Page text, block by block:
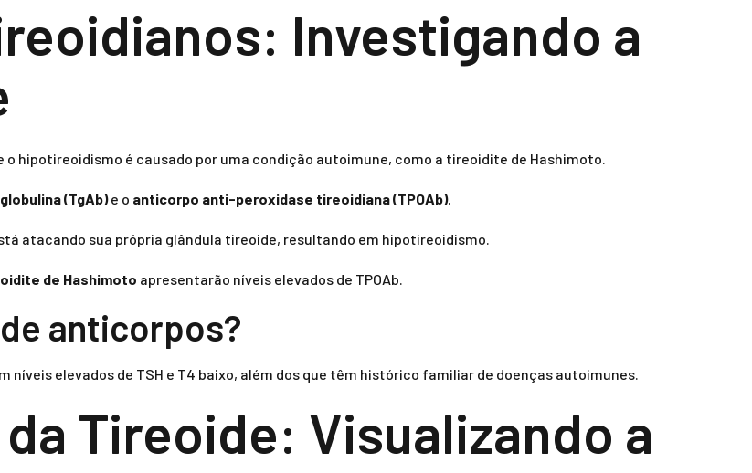
Investigando a
hipotireoidismo é causado por uma condição autoimune, como a tireoidite de Hashimoto.
(TgAb)e o anticorpo anti-peroxidase tireoidiana (TPOAb).
atacando sua própria glândula tireoide, resultando em hipotireoidismo.
de Hashimoto apresentarão níveis elevados de TPOAb.
anticorpos?
elevados de TSH e T4 baixo, além dos que têm histórico familiar de doenças autoimunes.
Tireoide: Visualizando a